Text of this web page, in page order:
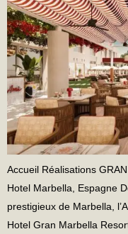
Accueil Réalisations
Hotel Marbella, Espagne
prestigieux de Marbella,
Hotel Gran Marbella